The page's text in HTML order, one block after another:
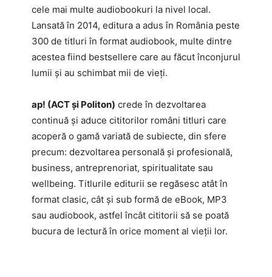
cele mai multe audiobookuri la nivel local.
Lansată în 2014, editura a adus în România peste
300 de titluri în format audiobook, multe dintre
acestea fiind bestsellere care au făcut înconjurul
lumii și au schimbat mii de vieți.
ap! (ACT și Politon) crede în dezvoltarea
continuă și aduce cititorilor români titluri care
acoperă o gamă variată de subiecte, din sfere
precum: dezvoltarea personală și profesională,
business, antreprenoriat, spiritualitate sau
wellbeing. Titlurile editurii se regăsesc atât în
format clasic, cât și sub formă de eBook, MP3
sau audiobook, astfel încât cititorii să se poată
bucura de lectură în orice moment al vieții lor.